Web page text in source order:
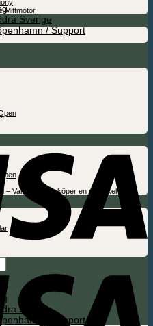
Sverige
/ Support
Mittmotor
– Valfritt när du köper en ny cykel
Sverige
/ Support